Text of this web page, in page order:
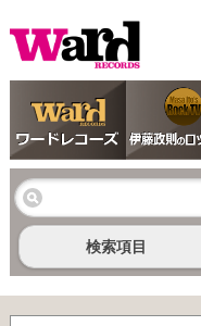
検索項目